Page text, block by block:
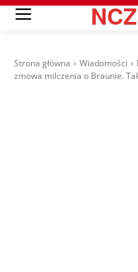
Strona główna Wiadomości
zmowa milczenia o Braunie.